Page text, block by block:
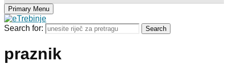
Primary Menu
Search for: Search
praznik